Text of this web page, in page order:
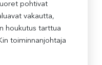
pohtivat
vakautta,
houkutus tarttua
toiminnanjohtaja